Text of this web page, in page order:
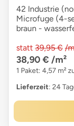
42 Industrie
Microfuge (4-
braun -
statt 39,95 € /
38,90 € /m²
1 Paket: 4,57 m²
Lieferzeit: 24